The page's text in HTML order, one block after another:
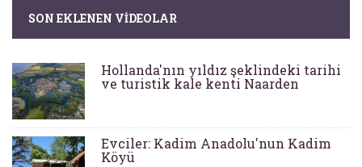
SON EKLENEN VIDEOLAR
Hollanda'nın yıldız şeklindeki tarihi
ve turistik kale kenti Naarden
Evciler: Kadim Anadolu'nun Kadim
Köyü